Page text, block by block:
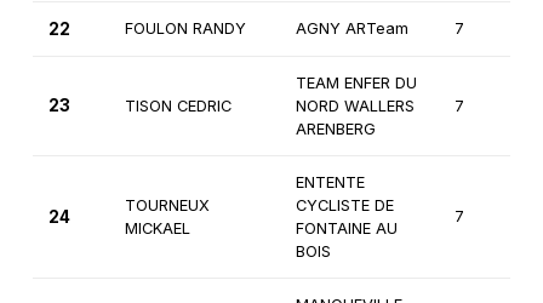
22 FOULON RANDY AGNY ARTeam 7
23 TISON CEDRIC
TEAM ENFER DU
NORD WALLERS
ARENBERG
7
24
TOURNEUX
MICKAEL
ENTENTE
CYCLISTE DE
FONTAINE AU
BOIS
7